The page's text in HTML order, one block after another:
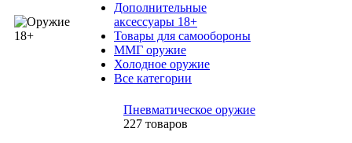
Дополнительные
аксессуары 18+
Товары для самообороны
ММГ оружие
Холодное оружие
Все категории
Пневматическое оружие
227 товаров